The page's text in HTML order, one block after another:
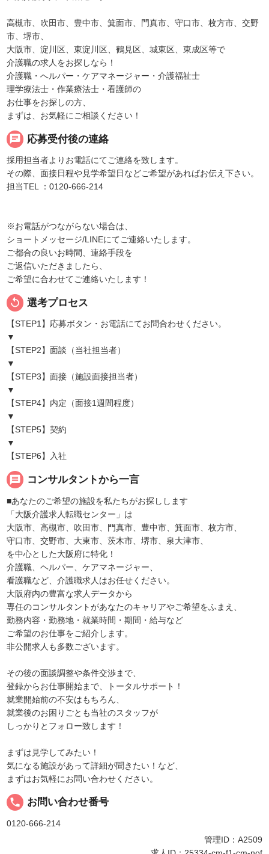
高槻市、吹田市、豊中市、箕面市、門真市、守口市、枚方市、交野
市、堺市、
大阪市、淀川区、東淀川区、鶴見区、城東区、東成区等で
介護職の求人をお探しなら！
介護職・へルパー・ケアマネージャー・介護福祉士
理学療法士・作業療法士・看護師の
お仕事をお探しの方、
まずは、お気軽にご相談ください！
chat 応募受付後の連絡
採用担当者よりお電話にてご連絡を致します。
その際、面接日程や見学希望日などご希望があればお伝え下さい。
担当TEL ：0120-666-214
※お電話がつながらない場合は、
ショートメッセージ/LINEにてご連絡いたします。
ご都合の良いお時間、連絡手段を
ご返信いただきましたら、
ご希望に合わせてご連絡いたします！
replay 選考プロセス
【STEP1】応募ボタン・お電話にてお問合わせください。
▼
【STEP2】面談（当社担当者）
▼
【STEP3】面接（施設面接担当者）
▼
【STEP4】内定（面接1週間程度）
▼
【STEP5】契約
▼
【STEP6】入社
message コンサルタントから一言
■あなたのご希望の施設を私たちがお探しします
「大阪介護求人転職センター」は
大阪市、高槻市、吹田市、門真市、豊中市、箕面市、枚方市、
守口市、交野市、大東市、茨木市、堺市、泉大津市、
を中心とした大阪府に特化！
介護職、ヘルパー、ケアマネージャー、
看護職など、介護職求人はお任せください。
大阪府内の豊富な求人データから
専任のコンサルタントがあなたのキャリアやご希望をふまえ、
勤務内容・勤務地・就業時間・期間・給与など
ご希望のお仕事をご紹介します。
非公開求人も多数ございます。
その後の面談調整や条件交渉まで、
登録からお仕事開始まで、トータルサポート！
就業開始前の不安はもちろん、
就業後のお困りごとも当社のスタッフが
しっかりとフォロー致します！
まずは見学してみたい！
気になる施設があって詳細が聞きたい！など、
まずはお気軽にお問い合わせください。
local_phone お問い合わせ番号
0120-666-214
管理ID：A2509